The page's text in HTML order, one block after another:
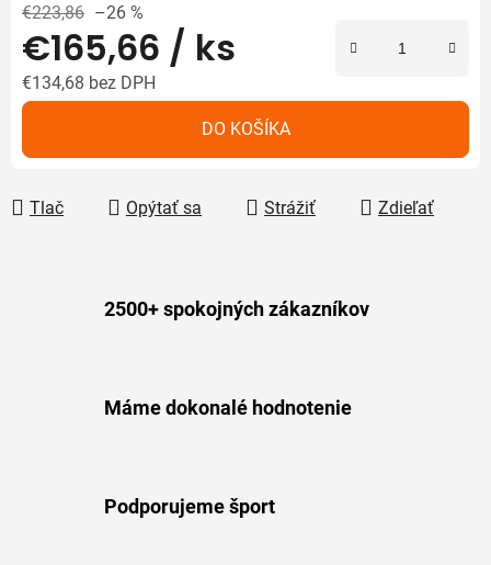
€223,86 –26 %
€165,66 / ks
€134,68 bez DPH
DO KOŠÍKA
Tlač Opýtať sa Strážiť Zdieľať
2500+ spokojných zákazníkov
Máme dokonalé hodnotenie
Podporujeme šport